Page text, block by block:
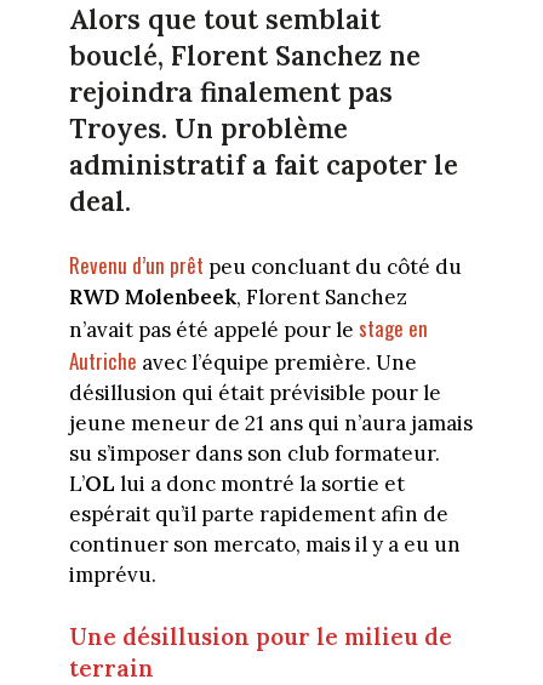
Alors que tout semblait
bouclé, Florent Sanchez ne
rejoindra finalement pas
Troyes. Un problème
administratif a fait capoter le
deal.
Revenu d’un prêt peu concluant du côté du
RWD Molenbeek, Florent Sanchez
n’avait pas été appelé pour le stage en
Autriche avec l’équipe première. Une
désillusion qui était prévisible pour le
jeune meneur de 21 ans qui n’aura jamais
su s’imposer dans son club formateur.
L’OL lui a donc montré la sortie et
espérait qu’il parte rapidement afin de
continuer son mercato, mais il y a eu un
imprévu.
Une désillusion pour le milieu de
terrain